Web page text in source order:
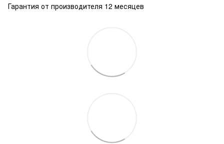
Гарантия от производителя 12 месяцев